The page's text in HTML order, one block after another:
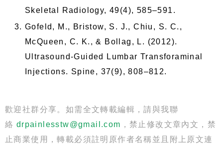
Skeletal Radiology, 49(4), 585–591.
Gofeld, M., Bristow, S. J., Chiu, S. C.,
McQueen, C. K., & Bollag, L. (2012).
Ultrasound-Guided Lumbar Transforaminal
Injections. Spine, 37(9), 808–812.
歡迎社群分享。如需全文轉載編輯，請與我聯
絡 drpainlesstw@gmail.com ，禁止修改文章內文，禁
止商業使用，轉載必須註明原作者名稱並且附上原文連